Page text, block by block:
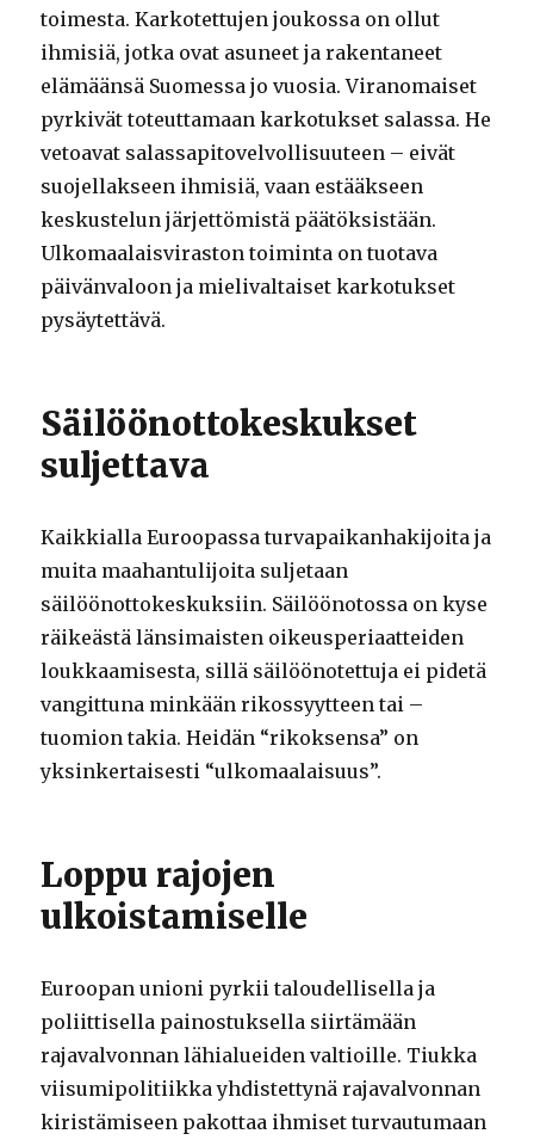
toimesta. Karkotettujen joukossa on ollut
ihmisiä, jotka ovat asuneet ja rakentaneet
elämäänsä Suomessa jo vuosia. Viranomaiset
pyrkivät toteuttamaan karkotukset salassa. He
vetoavat salassapitovelvollisuuteen – eivät
suojellakseen ihmisiä, vaan estääkseen
keskustelun järjettömistä päätöksistään.
Ulkomaalaisviraston toiminta on tuotava
päivänvaloon ja mielivaltaiset karkotukset
pysäytettävä.
Säilöönottokeskukset
suljettava
Kaikkialla Euroopassa turvapaikanhakijoita ja
muita maahantulijoita suljetaan
säilöönottokeskuksiin. Säilöönotossa on kyse
räikeästä länsimaisten oikeusperiaatteiden
loukkaamisesta, sillä säilöönotettuja ei pidetä
vangittuna minkään rikossyytteen tai –
tuomion takia. Heidän “rikoksensa” on
yksinkertaisesti “ulkomaalaisuus”.
Loppu rajojen
ulkoistamiselle
Euroopan unioni pyrkii taloudellisella ja
poliittisella painostuksella siirtämään
rajavalvonnan lähialueiden valtioille. Tiukka
viisumipolitiikka yhdistettynä rajavalvonnan
kiristämiseen pakottaa ihmiset turvautumaan